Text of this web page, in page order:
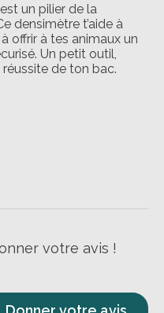
un pilier de la
densimètre t’aide à
offrir à tes animaux un
Un petit outil,
de ton bac.
votre avis !